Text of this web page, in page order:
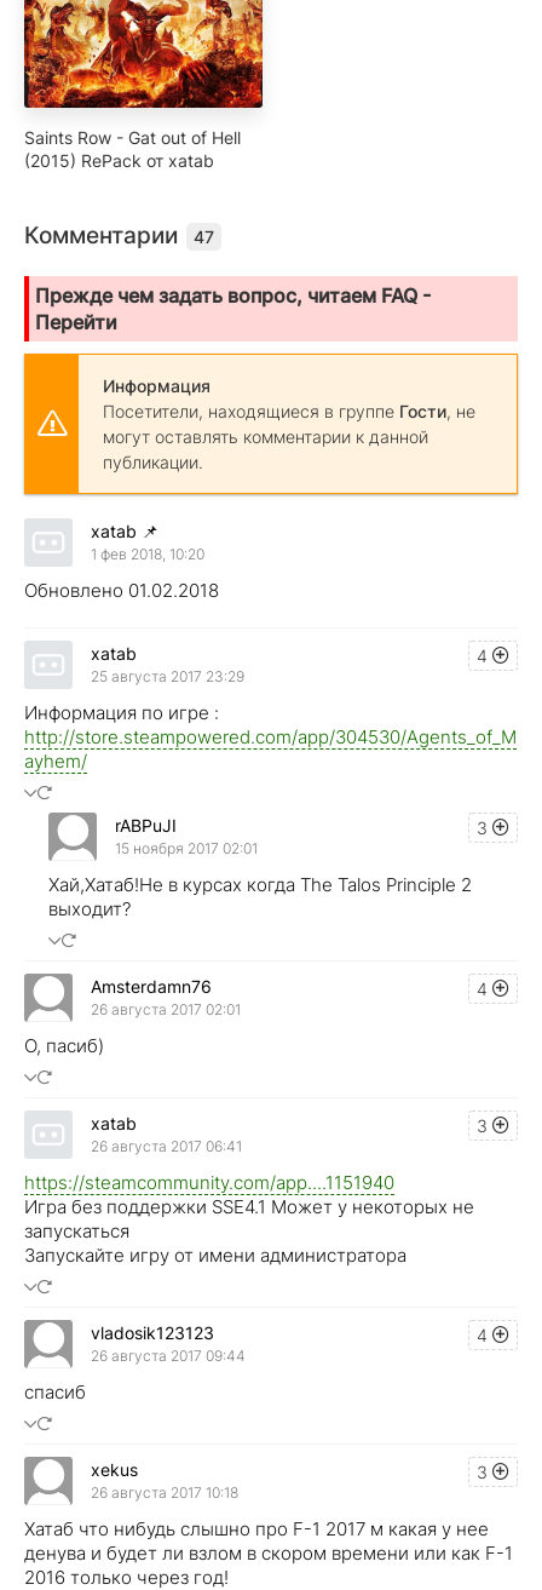
Saints Row - Gat out of Hell
(2015) RePack от xatab
Комментарии 47
Прежде чем задать вопрос, читаем FAQ -
Перейти
Информация
Посетители, находящиеся в группе Гости, не
могут оставлять комментарии к данной
публикации.
xatab 📌
1 фев 2018, 10:20
Обновлено 01.02.2018
4
xatab
25 августа 2017 23:29
Информация по игре :
http://store.steampowered.com/app/304530/Agents_of_M
ayhem/
3
rABPuJI
15 ноября 2017 02:01
Хай,Хатаб!Не в курсах когда The Talos Principle 2
выходит?
4
Amsterdamn76
26 августа 2017 02:01
О, пасиб)
3
xatab
26 августа 2017 06:41
https://steamcommunity.com/app....1151940
Игра без поддержки SSE4.1 Может у некоторых не
запускаться
Запускайте игру от имени администратора
4
vladosik123123
26 августа 2017 09:44
спасиб
3
xekus
26 августа 2017 10:18
Хатаб что нибудь слышно про F-1 2017 м какая у нее
денува и будет ли взлом в скором времени или как F-1
2016 только через год!